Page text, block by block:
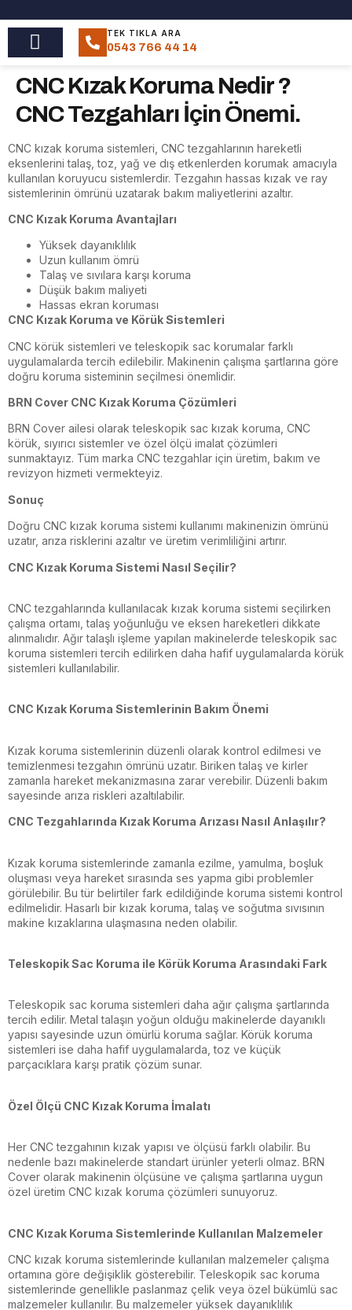
TEK TIKLA ARA
0543 766 44 14
CNC Kızak Koruma Nedir ?
CNC Tezgahları İçin Önemi.
CNC kızak koruma sistemleri, CNC tezgahlarının hareketli
eksenlerini talaş, toz, yağ ve dış etkenlerden korumak amacıyla
kullanılan koruyucu sistemlerdir. Tezgahın hassas kızak ve ray
sistemlerinin ömrünü uzatarak bakım maliyetlerini azaltır.
CNC Kızak Koruma Avantajları
Yüksek dayanıklılık
Uzun kullanım ömrü
Talaş ve sıvılara karşı koruma
Düşük bakım maliyeti
Hassas ekran koruması
CNC Kızak Koruma ve Körük Sistemleri
CNC körük sistemleri ve teleskopik sac korumalar farklı
uygulamalarda tercih edilebilir. Makinenin çalışma şartlarına göre
doğru koruma sisteminin seçilmesi önemlidir.
BRN Cover CNC Kızak Koruma Çözümleri
BRN Cover ailesi olarak teleskopik sac kızak koruma, CNC
körük, sıyırıcı sistemler ve özel ölçü imalat çözümleri
sunmaktayız. Tüm marka CNC tezgahlar için üretim, bakım ve
revizyon hizmeti vermekteyiz.
Sonuç
Doğru CNC kızak koruma sistemi kullanımı makinenizin ömrünü
uzatır, arıza risklerini azaltır ve üretim verimliliğini artırır.
CNC Kızak Koruma Sistemi Nasıl Seçilir?
CNC tezgahlarında kullanılacak kızak koruma sistemi seçilirken
çalışma ortamı, talaş yoğunluğu ve eksen hareketleri dikkate
alınmalıdır. Ağır talaşlı işleme yapılan makinelerde teleskopik sac
koruma sistemleri tercih edilirken daha hafif uygulamalarda körük
sistemleri kullanılabilir.
CNC Kızak Koruma Sistemlerinin Bakım Önemi
Kızak koruma sistemlerinin düzenli olarak kontrol edilmesi ve
temizlenmesi tezgahın ömrünü uzatır. Biriken talaş ve kirler
zamanla hareket mekanizmasına zarar verebilir. Düzenli bakım
sayesinde arıza riskleri azaltılabilir.
CNC Tezgahlarında Kızak Koruma Arızası Nasıl Anlaşılır?
Kızak koruma sistemlerinde zamanla ezilme, yamulma, boşluk
oluşması veya hareket sırasında ses yapma gibi problemler
görülebilir. Bu tür belirtiler fark edildiğinde koruma sistemi kontrol
edilmelidir. Hasarlı bir kızak koruma, talaş ve soğutma sıvısının
makine kızaklarına ulaşmasına neden olabilir.
Teleskopik Sac Koruma ile Körük Koruma Arasındaki Fark
Teleskopik sac koruma sistemleri daha ağır çalışma şartlarında
tercih edilir. Metal talaşın yoğun olduğu makinelerde dayanıklı
yapısı sayesinde uzun ömürlü koruma sağlar. Körük koruma
sistemleri ise daha hafif uygulamalarda, toz ve küçük
parçacıklara karşı pratik çözüm sunar.
Özel Ölçü CNC Kızak Koruma İmalatı
Her CNC tezgahının kızak yapısı ve ölçüsü farklı olabilir. Bu
nedenle bazı makinelerde standart ürünler yeterli olmaz. BRN
Cover olarak makinenin ölçüsüne ve çalışma şartlarına uygun
özel üretim CNC kızak koruma çözümleri sunuyoruz.
CNC Kızak Koruma Sistemlerinde Kullanılan Malzemeler
CNC kızak koruma sistemlerinde kullanılan malzemeler çalışma
ortamına göre değişiklik gösterebilir. Teleskopik sac koruma
sistemlerinde genellikle paslanmaz çelik veya özel bükümlü sac
malzemeler kullanılır. Bu malzemeler yüksek dayanıklılık